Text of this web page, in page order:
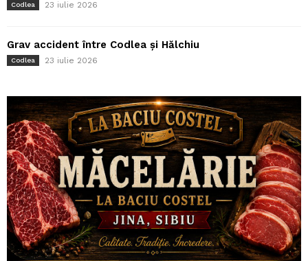
Codlea 23 iulie 2026
Grav accident între Codlea și Hălchiu
Codlea 23 iulie 2026